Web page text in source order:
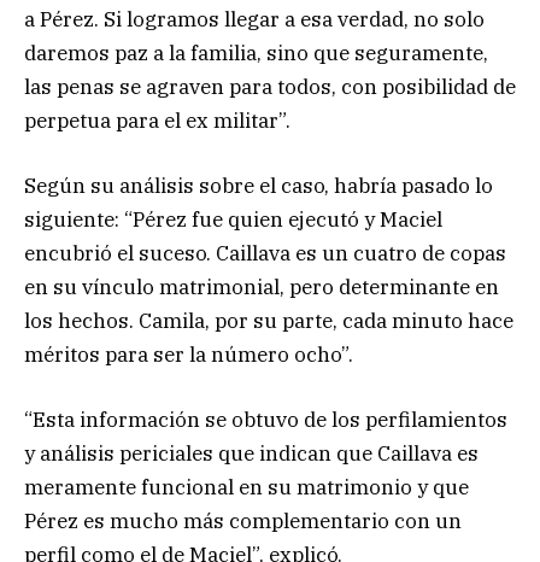
a Pérez. Si logramos llegar a esa verdad, no solo
daremos paz a la familia, sino que seguramente,
las penas se agraven para todos, con posibilidad de
perpetua para el ex militar”.
Según su análisis sobre el caso, habría pasado lo
siguiente: “Pérez fue quien ejecutó y Maciel
encubrió el suceso. Caillava es un cuatro de copas
en su vínculo matrimonial, pero determinante en
los hechos. Camila, por su parte, cada minuto hace
méritos para ser la número ocho”.
“Esta información se obtuvo de los perfilamientos
y análisis periciales que indican que Caillava es
meramente funcional en su matrimonio y que
Pérez es mucho más complementario con un
perfil como el de Maciel”, explicó.